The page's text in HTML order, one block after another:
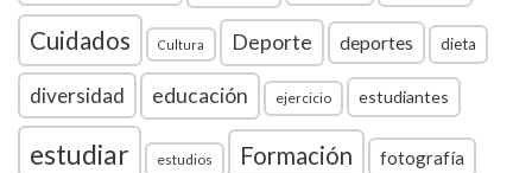
Cuidados Cultura Deporte deportes dieta
diversidad educación ejercicio estudiantes
estudiar estudios Formación fotografía